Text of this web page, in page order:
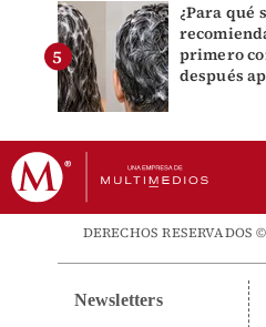
¿Para qué
primero
después
DERECHOS RESERVADOS
Newsletters